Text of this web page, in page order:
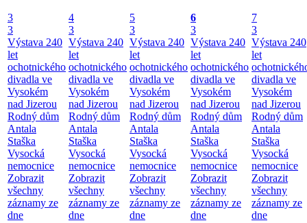
3
3
Výstava 240
let
ochotnického
divadla ve
Vysokém
nad Jizerou
Rodný dům
Antala
Staška
Vysocká
nemocnice
Zobrazit
všechny
záznamy ze
dne
4
3
Výstava 240
let
ochotnického
divadla ve
Vysokém
nad Jizerou
Rodný dům
Antala
Staška
Vysocká
nemocnice
Zobrazit
všechny
záznamy ze
dne
5
3
Výstava 240
let
ochotnického
divadla ve
Vysokém
nad Jizerou
Rodný dům
Antala
Staška
Vysocká
nemocnice
Zobrazit
všechny
záznamy ze
dne
6
3
Výstava 240
let
ochotnického
divadla ve
Vysokém
nad Jizerou
Rodný dům
Antala
Staška
Vysocká
nemocnice
Zobrazit
všechny
záznamy ze
dne
7
3
Výstava 240
let
divadla ve
Vysokém
nad Jizerou
Rodný dům
Antala
Staška
Vysocká
nemocnice
Zobrazit
všechny
záznamy ze
dne